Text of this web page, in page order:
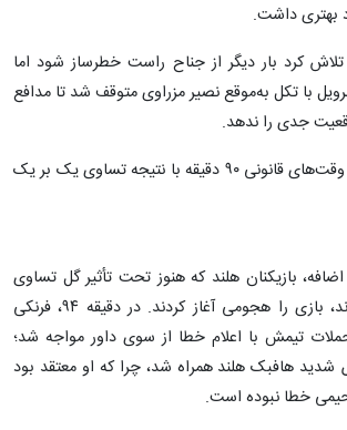
بهتری داشت.
۶+۹۰، هلند تلاش کرد بار دیگر از جناح راست خطرساز شود اما
با تکل به‌موقع نصیر مزراوی متوقف شد تا مدافع
جدی را ندهد.
در نهایت این بازی در وقت‌های قانونی ۹۰ دقیقه با نتیجه تساوی یک بر یک
بازیکنان هلند که هنوز تحت تأثیر گل تساوی
دیرهنگام مراکش بودند، بازی را هجومی آغاز کردند. در دقیقه ۹۴، فرنکی
تیمش با اعلام خطا از سوی داور مواجه شد؛
شدید هافبک هلند همراه شد، چرا که او معتقد بود
خطا نبوده است.